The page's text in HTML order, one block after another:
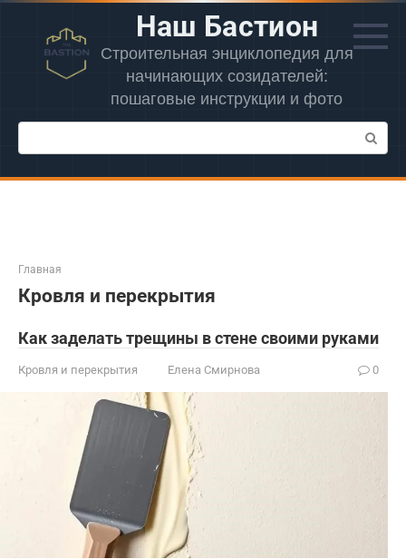
Перейти
контенту
Наш Бастион
Строительная энциклопедия для
начинающих созидателей:
пошаговые инструкции и фото
Поиск:
Главная
Кровля и перекрытия
Как заделать трещины в стене своими руками
Кровля и перекрытия Елена Смирнова 0